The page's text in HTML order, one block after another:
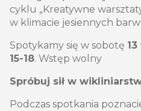
cyklu „Kreatywne
w klimacie jesiennych
Spotykamy się w sobotę
15-18. Wstęp wolny
Spróbuj sił w
Podczas spotkania